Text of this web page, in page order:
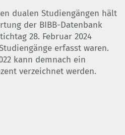
dualen Studiengängen hält
der BIBB-Datenbank
28. Februar 2024
erfasst waren.
kann demnach ein
verzeichnet werden.